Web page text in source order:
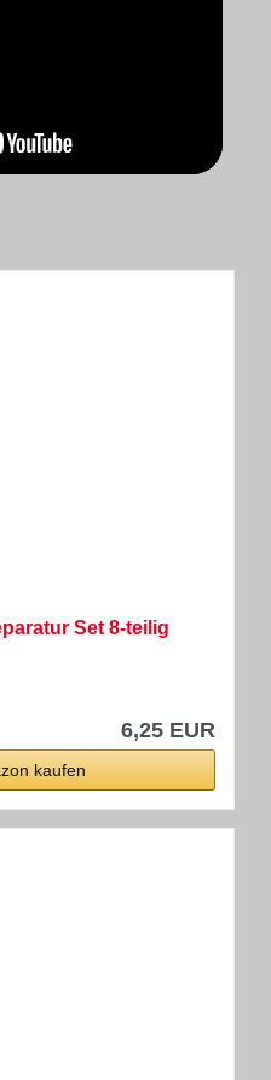
Set 8-teilig
6,25 EUR
kaufen